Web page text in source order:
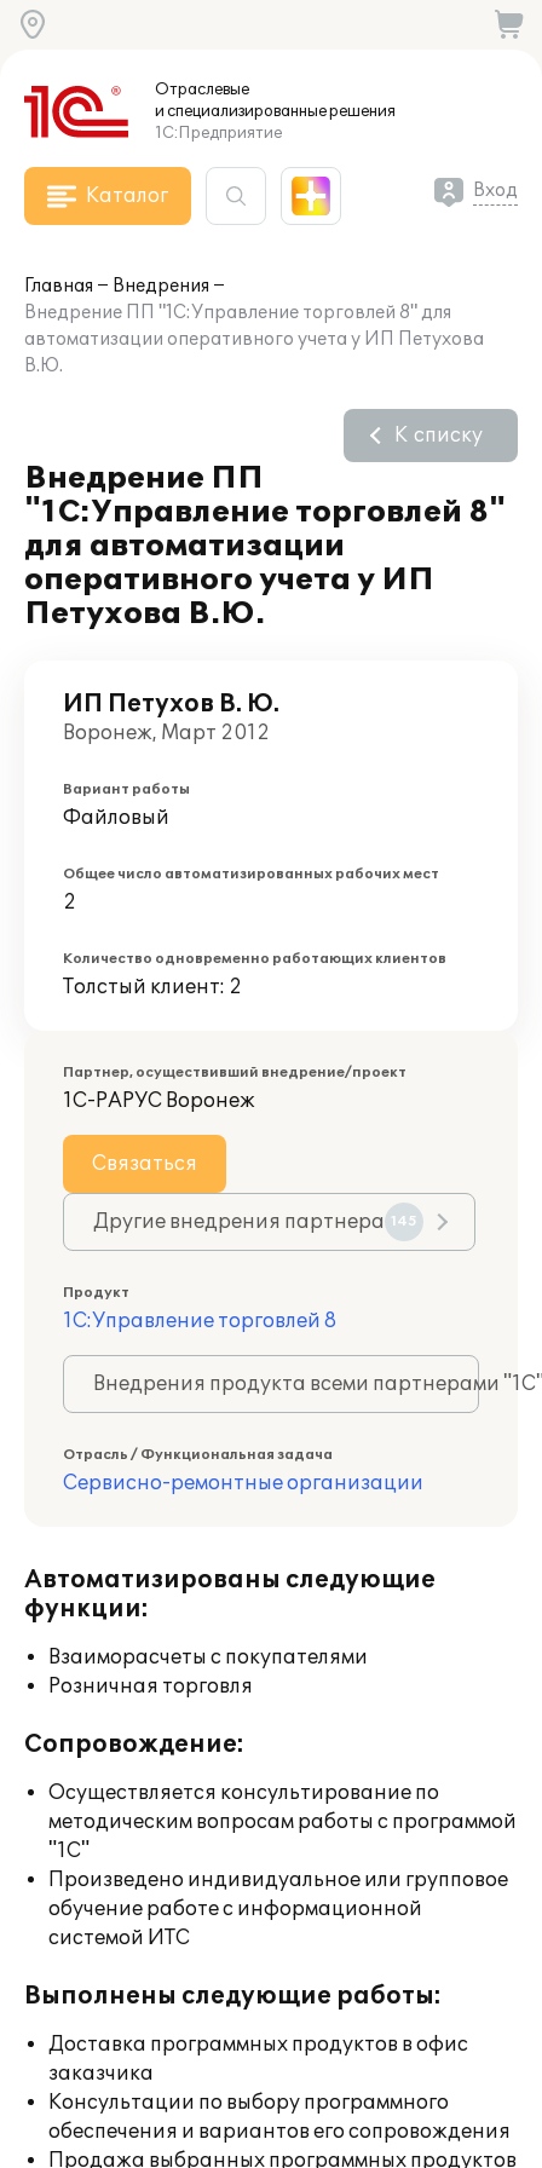
Отраслевые
и специализированныерешения
1С:Предприятие
Каталог Вход
Главная
Внедрения
Внедрение ПП "1С:Управление торговлей 8" для
автоматизации оперативного учета у ИП Петухова
В.Ю.
Внедрение ПП
"1С:Управление торговлей 8"
для автоматизации
оперативного учета у ИП
Петухова В.Ю.
К списку
ИП Петухов В. Ю.
Воронеж, Март 2012
Вариант работы
Файловый
Общее число автоматизированных рабочих мест
2
Количество одновременно работающих клиентов
Толстый клиент: 2
Партнер, осуществивший внедрение/проект
1С-РАРУС Воронеж
Связаться
Другие внедрения партнера 145
Продукт
1С:Управление торговлей 8
Внедрения продукта всеми партнерами
Отрасль / Функциональная задача
Сервисно-ремонтные организации
Автоматизированы следующие
функции:
Взаиморасчеты с покупателями
Розничная торговля
Сопровождение:
Осуществляется консультирование по
методическим вопросам работы с программой
"1С"
Произведено индивидуальное или групповое
обучение работе с информационной
системой ИТС
Выполнены следующие работы:
Доставка программных продуктов в офис
заказчика
Консультации по выбору программного
обеспечения и вариантов его сопровождения
Продажа выбранных программных продуктов